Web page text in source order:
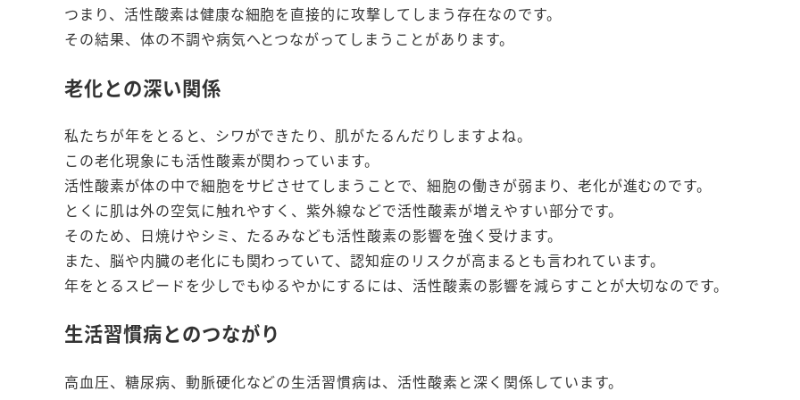
つまり、活性酸素は健康な細胞を直接的に攻撃してしまう存在なのです。
その結果、体の不調や病気へとつながってしまうことがあります。
老化との深い関係
私たちが年をとると、シワができたり、肌がたるんだりしますよね。
この老化現象にも活性酸素が関わっています。
活性酸素が体の中で細胞をサビさせてしまうことで、細胞の働きが弱まり、老化が進むのです。
とくに肌は外の空気に触れやすく、紫外線などで活性酸素が増えやすい部分です。
そのため、日焼けやシミ、たるみなども活性酸素の影響を強く受けます。
また、脳や内臓の老化にも関わっていて、認知症のリスクが高まるとも言われています。
年をとるスピードを少しでもゆるやかにするには、活性酸素の影響を減らすことが大切なのです。
生活習慣病とのつながり
高血圧、糖尿病、動脈硬化などの生活習慣病は、活性酸素と深く関係しています。